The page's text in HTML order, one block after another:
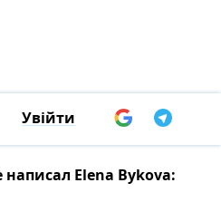
Увійти
Elena Bykova: